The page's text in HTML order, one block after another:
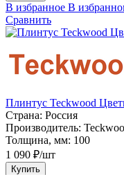
В избранное В
Сравнить
Плинтус Teckwood
Страна: Россия
Производитель:
Толщина, мм: 100
1 090 ₽/шт
Купить